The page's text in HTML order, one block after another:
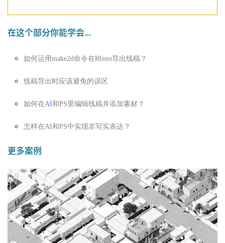
在这个部分你能学会…
如何运用make2d命令在Rhino导出线稿？
线稿导出时应该避免的误区
如何在AI和PS里编辑线稿并添加素材？
怎样在AI和PS中实现非写实表达？
更多案例